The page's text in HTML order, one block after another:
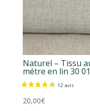
Naturel – Tissu
métre en lin 30
20,00€